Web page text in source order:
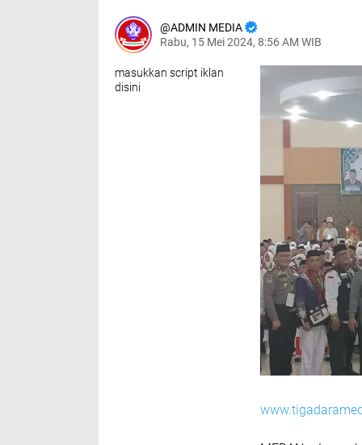
ADMIN MEDIA
Rabu, 15 Mei 2024, 8:56 AM WIB
masukkan script iklan
disini